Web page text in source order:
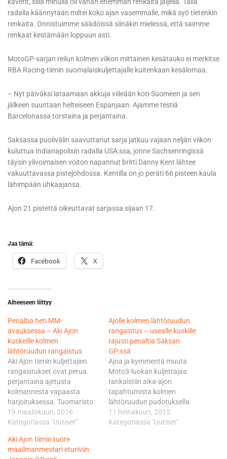
kaverit, sillä minulla oli vähän enemmän renkaita jäljellä. Tällä
radalla käännytään miltei koko ajan vasemmalle, mikä syö tietenkin
renkaita. Onnistuimme säädöissä siinäkin mielessä, että saimme
renkaat kestämään loppuun asti.
MotoGP-sarjan reilun kolmen viikon mittainen kesätauko ei merkitse
RBA Racing-tiimin suomalaiskuljettajalle kuitenkaan kesälomaa.
– Nyt päiväksi lataamaan akkuja viileään koti-Suomeen ja sen
jälkeen suuntaan helteiseen Espanjaan. Ajamme testiä
Barcelonassa torstaina ja perjantaina.
Saksassa puolivälin saavuttanut sarja jatkuu vajaan neljän viikon
kuluttua Indianapolisin radalla USA:ssa, jonne Sachsenringissä
täysin ylivoimaisen voiton napannut britti Danny Kent lähtee
vakuuttavassa pistejohdossa. Kentilla on jo peräti 66 pisteen kaula
lähimpään uhkaajansa.
Ajon 21 pistettä oikeuttavat sarjassa sijaan 17.
Jaa tämä:
Facebook X
Aiheeseen liittyy
Penaltia heti MM-
avauksessa – Aki Ajon
kuskeille kolmen
lähtöruudun rangaistus
Aki Ajon tiimin kuljettajien
rangaistukset ovat perua
perjantaina ajetusta
kolmannesta vapaasta
harjoituksessa. Tuomaristo
näki kaksikon syyllistyneen
”vastuuttomaan”
penaltia pukkaa säälittä. -
Tänään oli tärkeää
19 maaliskuun, 2016
Kategoriassa "Uutiset"
Ajolle kolmen lähtöruudun
rangaistus – usealle kuskille
rajusti penaltia Saksan
GP:ssä
Ajoa ja kymmentä muuta
Moto3-luokan kuljettajaa
rankaistiin aika-ajon
tapahtumista kolmen
lähtöruudun pudotuksella.
Sen lisäksi kyseiset
kuljettajat saavat ajaa kisa-
11 heinäkuun, 2015
Kategoriassa "Uutiset"
Aki Ajon tiimin tuore
maailmanmestari eturiviin